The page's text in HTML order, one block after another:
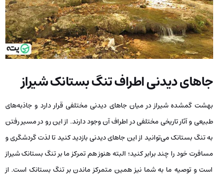
جاهای دیدنی اطراف تنگ بستانک شیراز
بهشت گمشده شیراز در میان جاهای دیدنی مختلفی قرار دارد و جاذبه‌های
طبیعی و آثار تاریخی مختلفی در اطراف آن وجود دارند. از این رو در مسیر رفتن
به تنگ بستانک می‌توانید از این جاهای دیدنی بازدید کنید تا لذت گردشگری و
مسافرت خود را چند برابر کنید؛ البته هنوز هم تمرکز ما بر تنگ بستانک شیراز
است و توصیه ما به شما نیز همین متمرکز ماندن بر تنگ بستانک است. از